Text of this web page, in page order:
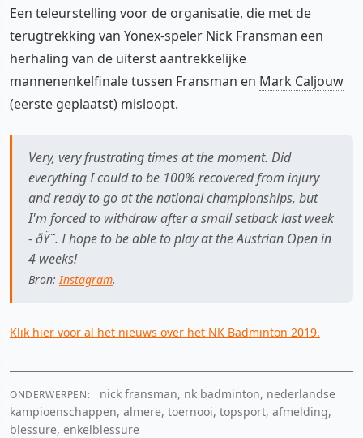
Een teleurstelling voor de organisatie, die met de
terugtrekking van Yonex-speler Nick Fransman een
herhaling van de uiterst aantrekkelijke
mannenenkelfinale tussen Fransman en Mark Caljouw
(eerste geplaatst) misloopt.
Very, very frustrating times at the moment. Did
everything I could to be 100% recovered from injury
and ready to go at the national championships, but
I'm forced to withdraw after a small setback last week
- ðŸ˜. I hope to be able to play at the Austrian Open in
4 weeks!
Bron: Instagram.
Klik hier voor al het nieuws over het NK Badminton 2019.
ONDERWERPEN:
nick fransman, nk badminton, nederlandse
kampioenschappen, almere, toernooi, topsport, afmelding,
blessure, enkelblessure